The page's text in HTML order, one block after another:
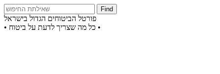
Find
פורטל הביטוחים הגדול בישראל
• כל מה שצריך לדעת על ביטוח •